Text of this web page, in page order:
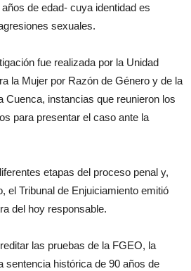
de edad- cuya identidad es
sexuales.
fue realizada por la Unidad
la Mujer por Razón de Género y de la
Cuenca, instancias que reunieron los
para presentar el caso ante la
etapas del proceso penal y,
el Tribunal de Enjuiciamiento emitió
del hoy responsable.
las pruebas de la FGEO, la
sentencia histórica de 90 años de